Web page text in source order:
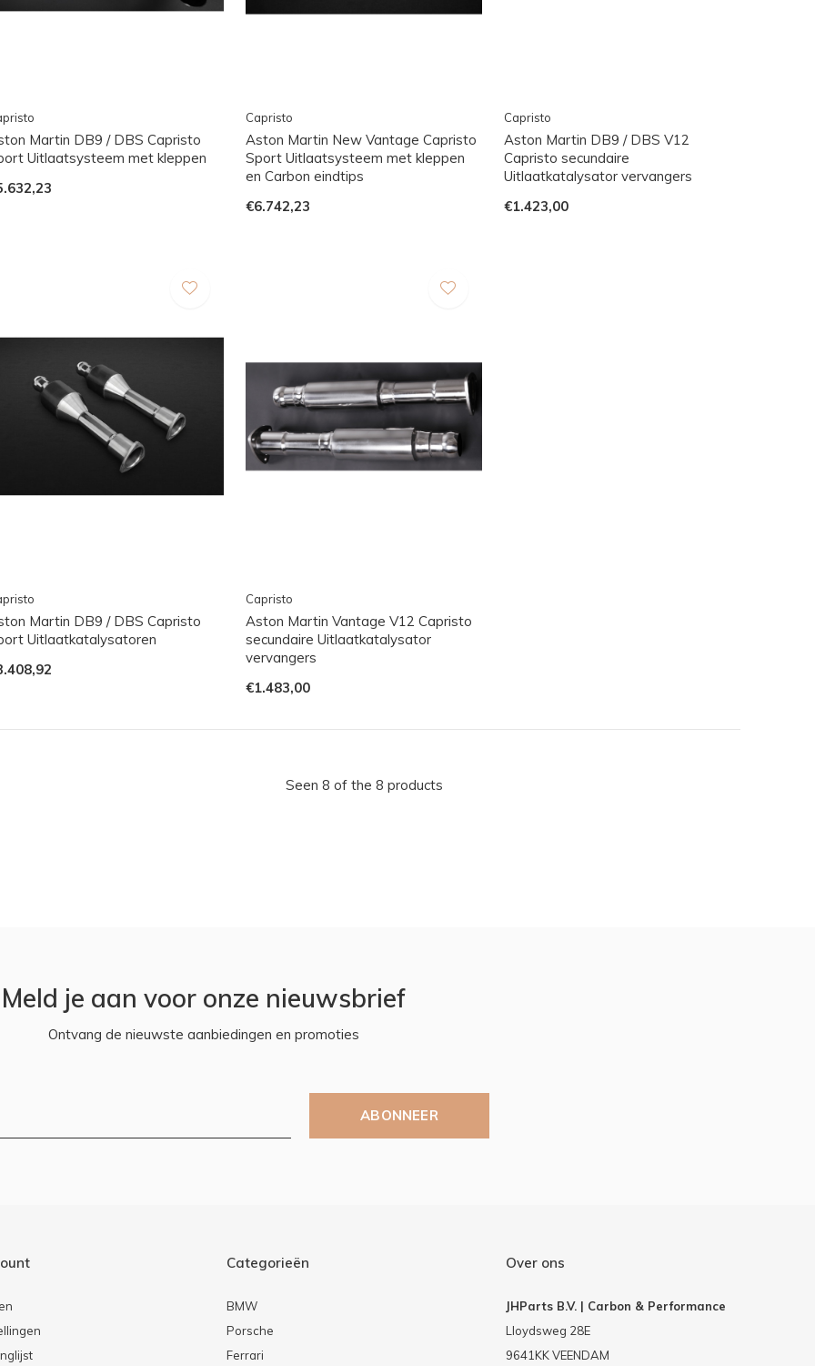
Martin DB9 / DBS Capristo
Uitlaatsysteem met kleppen
Capristo
Aston Martin New Vantage Capristo
Sport Uitlaatsysteem met kleppen
en Carbon eindtips
€6.742,23
Capristo
Aston Martin DB9 / DBS V12
Capristo secundaire
Uitlaatkatalysator vervangers
€1.423,00
Martin DB9 / DBS Capristo
Uitlaatkatalysatoren
Capristo
Aston Martin Vantage V12 Capristo
secundaire Uitlaatkatalysator
vervangers
€1.483,00
Seen 8 of the 8 products
Meld je aan voor onze nieuwsbrief
Ontvang de nieuwste aanbiedingen en promoties
ABONNEER
Categorieën
BMW
Porsche
Ferrari
Over ons
JHParts B.V. | Carbon & Performance
Lloydsweg 28E
9641KK VEENDAM